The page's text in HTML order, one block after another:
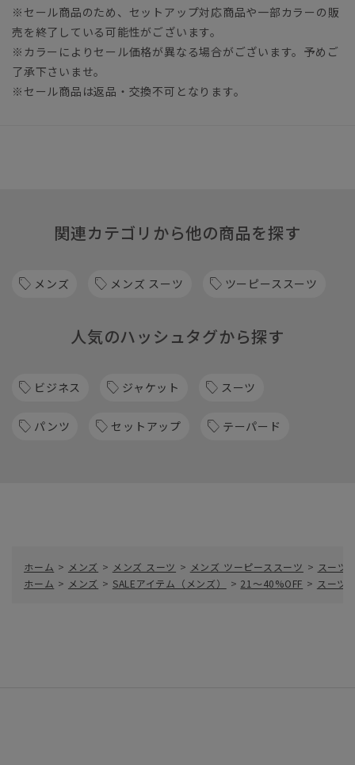
※セール商品のため、セットアップ対応商品や一部カラーの販
売を終了している可能性がございます。
※カラーによりセール価格が異なる場合がございます。予めご
了承下さいませ。
※セール商品は返品・交換不可となります。
関連カテゴリから他の商品を探す
メンズ メンズ スーツ ツーピーススーツ
人気のハッシュタグから探す
ビジネス ジャケット スーツ
パンツ セットアップ テーパード
ホーム > メンズ > メンズ スーツ > メンズ ツーピーススーツ > スーツ
ホーム > メンズ > SALEアイテム（メンズ） > 21～40%OFF > スーツ